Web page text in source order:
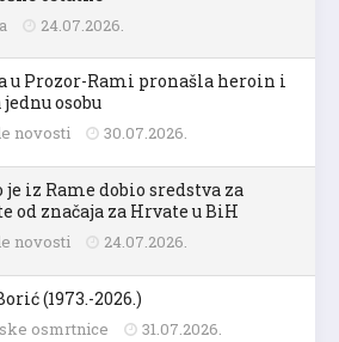
24.07.2026.
u Prozor-Rami pronašla heroin i
osobu
novosti 30.07.2026.
je iz Rame dobio sredstva za
od značaja za Hrvate u BiH
novosti 24.07.2026.
(1973.-2026.)
osmrtnice 31.07.2026.